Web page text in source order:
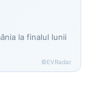
la finalul lunii
©EVRadar